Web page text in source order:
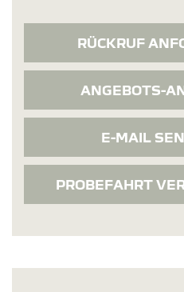
RÜCKRUF
ANGEBOTS-
E-MAIL
PROBEFAHRT